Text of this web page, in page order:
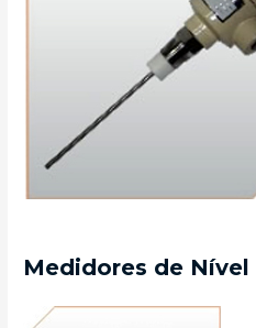
Medidores de Nível